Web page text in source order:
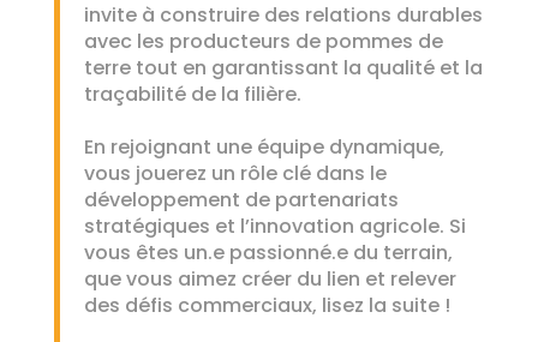
invite à construire des relations durables
avec les producteurs de pommes de
terre tout en garantissant la qualité et la
traçabilité de la filière.
En rejoignant une équipe dynamique,
vous jouerez un rôle clé dans le
développement de partenariats
stratégiques et l’innovation agricole. Si
vous êtes un.e passionné.e du terrain,
que vous aimez créer du lien et relever
des défis commerciaux, lisez la suite !